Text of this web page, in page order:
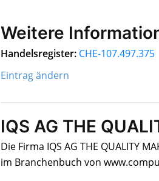
Weitere
Handelsregister: CHE-107.497.375
Eintrag ändern
IQS AG THE
Die Firma IQS AG THE QUALITY
im Branchenbuch von